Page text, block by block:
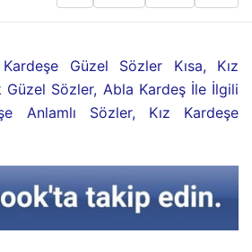
Kardeşe Güzel Sözler Kısa, Kız
Güzel Sözler, Abla Kardeş İle İlgili
Anlamlı Sözler, Kız Kardeşe